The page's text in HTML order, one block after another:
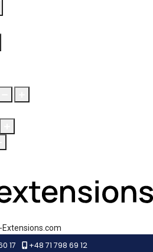
Extensions.com
17
+48 71 798 69 12